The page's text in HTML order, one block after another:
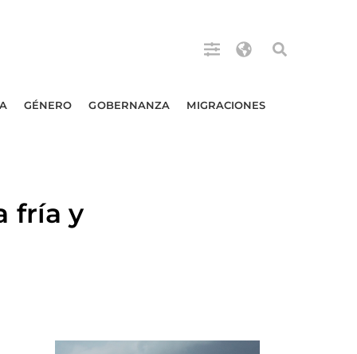
GÉNERO GOBERNANZA MIGRACIONES
fría y